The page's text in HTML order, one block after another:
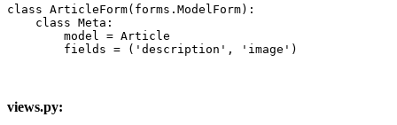
class ArticleForm(forms.ModelForm):
    class Meta:
        model = Article
        fields = ('description', 'image')
views.py: